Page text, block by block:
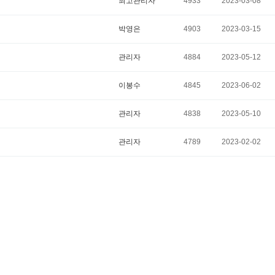
박영은 4903 2023-03-15
관리자 4884 2023-05-12
이봉수 4845 2023-06-02
관리자 4838 2023-05-10
관리자 4789 2023-02-02